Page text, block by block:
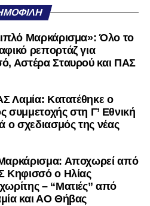
στοInstagram
τα νέα.
Μαρκάρισμα»: Όλο το
ρεπορτάζ για
Αστέρα Σταυρού και ΠΑΣ
Λαμία: Κατατέθηκε ο
συμμετοχής στη Γ’ Εθνική
ο σχεδιασμός της νέας
Αποχωρεί από
Κηφισσό ο Ηλίας
– “Ματιές” από
και ΑΟ Θήβας